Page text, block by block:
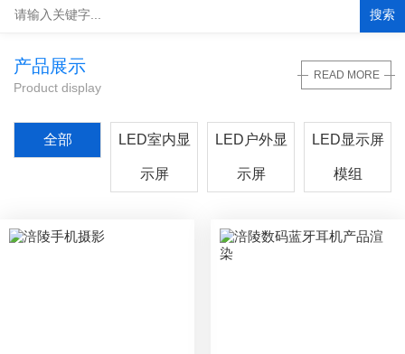
搜索
产品展示
Product display
READ MORE
全部 LED室内显
示屏
LED户外显
示屏
LED显示屏
模组